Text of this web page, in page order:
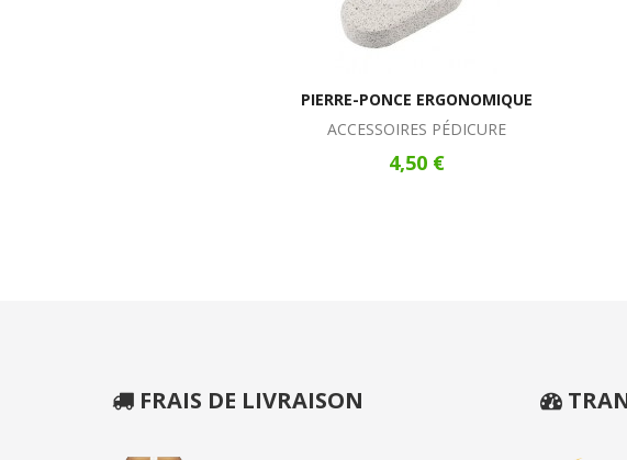
PIERRE-PONCE ERGONOMIQUE
ACCESSOIRES PÉDICURE
4,50 €
FRAIS DE LIVRAISON